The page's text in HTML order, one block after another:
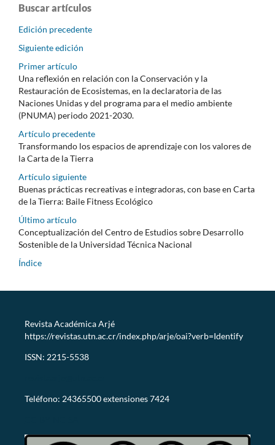
Buscar artículos
Edición precedente
Siguiente edición
Primer artículo
Una reflexión en relación con la Conservación y la
Restauración de Ecosistemas, en la declaratoria de las
Naciones Unidas y del programa para el medio ambiente
(PNUMA) periodo 2021-2030.
Artículo precedente
Transformando los espacios de aprendizaje con los valores de
la Carta de la Tierra
Artículo siguiente
Buenas prácticas recreativas e integradoras, con base en Carta
de la Tierra: Baile Fitness Ecológico
Último artículo
Conceptualización del Centro de Estudios sobre Desarrollo
Sostenible de la Universidad Técnica Nacional
Índice
Revista Académica Arjé
https://revistas.utn.ac.cr/index.php/arje/oai?verb=Identify
ISSN: 2215-5538
Teléfono: 24365500 extensiones 7424